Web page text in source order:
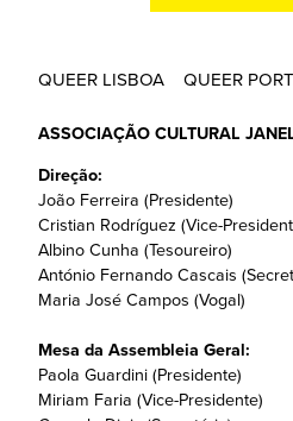
QUEER LISBOA QUEER
ASSOCIAÇÃO CULTURAL
Direção:
João Ferreira (Presidente)
Cristian Rodríguez (Vice-
Albino Cunha (Tesoureiro)
António Fernando Cascais
Maria José Campos (Vogal)
Mesa da Assembleia Geral:
Paola Guardini (Presidente)
Miriam Faria (Vice-Presidente)